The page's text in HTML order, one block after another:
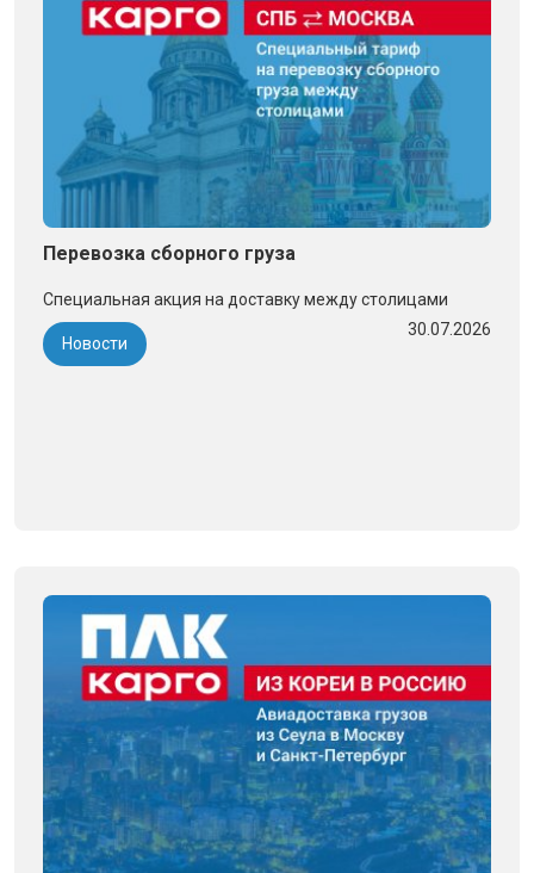
Перевозка сборного груза
Специальная акция на доставку между столицами
Новости
30.07.2026